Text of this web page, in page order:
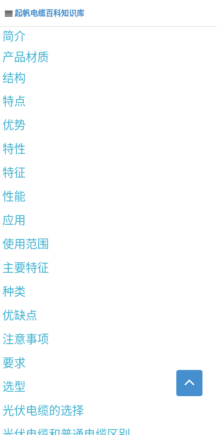
起帆电缆百科知识库
简介
产品材质
结构
特点
优势
特性
特征
性能
应用
使用范围
主要特征
种类
优缺点
注意事项
要求
选型
光伏电缆的选择